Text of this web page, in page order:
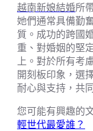
越南新娘結婚所
她們通常具備勤
質。成功的跨國
重、對婚姻的堅
上。對於所有考
開刻板印象，選
耐心與支持，共
您可能有興趣的
輕世代最愛誰？